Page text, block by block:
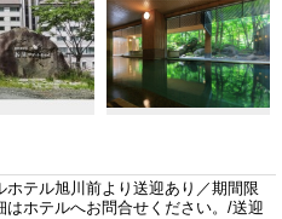
ホテル旭川前より送迎あり／期間限
はホテルへお問合せください。/送迎